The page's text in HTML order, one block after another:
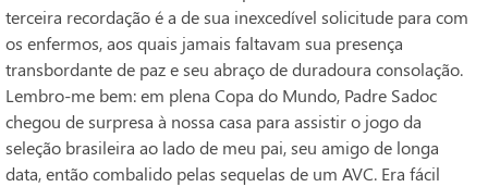
terceira recordação é a de sua inexcedível solicitude para com
os enfermos, aos quais jamais faltavam sua presença
transbordante de paz e seu abraço de duradoura consolação.
Lembro-me bem: em plena Copa do Mundo, Padre Sadoc
chegou de surpresa à nossa casa para assistir o jogo da
seleção brasileira ao lado de meu pai, seu amigo de longa
data, então combalido pelas sequelas de um AVC. Era fácil